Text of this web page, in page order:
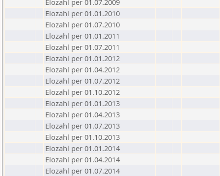
Elozahl per 01.07.2009
Elozahl per 01.01.2010
Elozahl per 01.07.2010
Elozahl per 01.01.2011
Elozahl per 01.07.2011
Elozahl per 01.01.2012
Elozahl per 01.04.2012
Elozahl per 01.07.2012
Elozahl per 01.10.2012
Elozahl per 01.01.2013
Elozahl per 01.04.2013
Elozahl per 01.07.2013
Elozahl per 01.10.2013
Elozahl per 01.01.2014
Elozahl per 01.04.2014
Elozahl per 01.07.2014